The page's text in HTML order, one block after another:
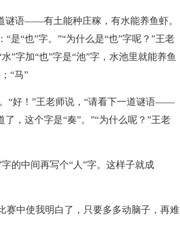
谜语——有土能种庄稼，有水能养鱼虾。
是“也”字。”“为什么是“也”字呢？”王老
”字加“也”字是“池”字，水池里就能养鱼
“马”
“好！”王老师说，“请看下一道谜语——
，这个字是“奏”。”“为什么呢？”王老
的中间再写个“人”字。这样子就成
赛中使我明白了，只要多多动脑子，再难